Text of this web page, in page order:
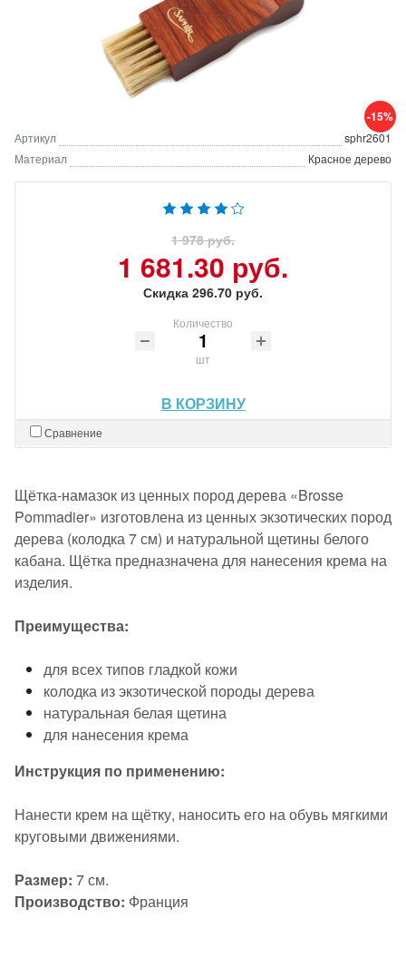
-15%
Артикул
sphr2601
Материал
Красное дерево
1 978 руб.
1 681.30 руб.
Скидка 296.70 руб.
Количество
шт
В КОРЗИНУ
Сравнение
Щётка-намазок из ценных пород дерева «Brosse
Pommadier» изготовлена из ценных экзотических пород
дерева (колодка 7 см) и натуральной щетины белого
кабана. Щётка предназначена для нанесения крема на
изделия.
Преимущества:
для всех типов гладкой кожи
колодка из экзотической породы дерева
натуральная белая щетина
для нанесения крема
Инструкция по применению:
Нанести крем на щётку, наносить его на обувь мягкими
круговыми движениями.
Размер: 7 см.
Производство: Франция